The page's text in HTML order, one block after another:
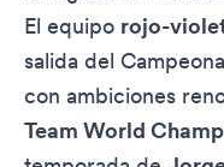
El equipo rojo-
salida del
con ambiciones
Team World